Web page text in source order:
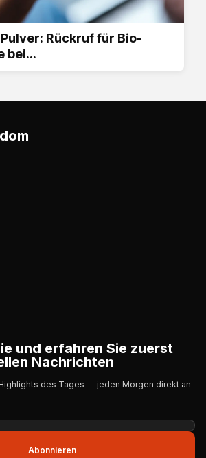
Rückruf für Bio-
bei...
und erfahren Sie zuerst
Nachrichten
des Tages — jeden Morgen direkt an
Abonnieren